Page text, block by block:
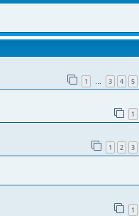
1 … 3 4 5
1
1 2 3
1